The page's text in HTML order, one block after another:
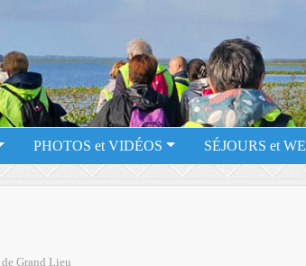
PHOTOS et VIDÉOS SÉJOURS et WE
Grand Lieu